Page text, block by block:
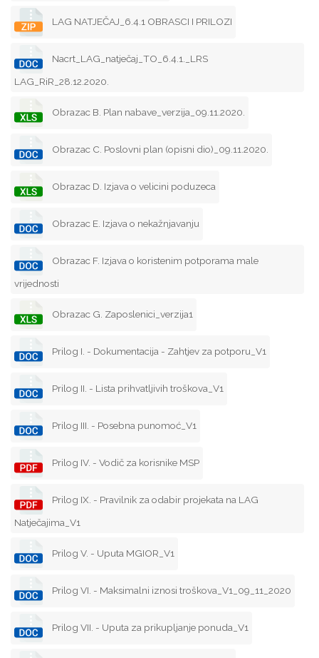
LAG NATJEČAJ_6.4.1 OBRASCI I PRILOZI
Nacrt_LAG_natječaj_TO_6.4.1._LRS
LAG_RiR_28.12.2020.
Obrazac B. Plan nabave_verzija_09.11.2020.
Obrazac C. Poslovni plan (opisni dio)_09.11.2020.
Obrazac D. Izjava o velicini poduzeca
Obrazac E. Izjava o nekažnjavanju
Obrazac F. Izjava o koristenim potporama male
vrijednosti
Obrazac G. Zaposlenici_verzija1
Prilog I. - Dokumentacija - Zahtjev za potporu_V1
Prilog II. - Lista prihvatljivih troškova_V1
Prilog III. - Posebna punomoć_V1
Prilog IV. - Vodič za korisnike MSP
Prilog IX. - Pravilnik za odabir projekata na LAG
Natječajima_V1
Prilog V. - Uputa MGIOR_V1
Prilog VI. - Maksimalni iznosi troškova_V1_09_11_2020
Prilog VII. - Uputa za prikupljanje ponuda_V1